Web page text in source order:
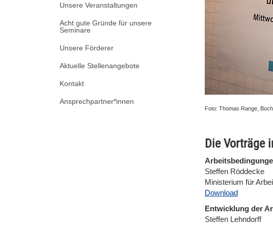
Unsere Veranstaltungen
Acht gute Gründe für unsere
Seminare
Unsere Förderer
Aktuelle Stellenangebote
Kontakt
Ansprechpartner*innen
Foto: Thomas Range,
Die Vorträge
Steffen Röddecke
Ministerium für
Download
Entwicklung der
Steffen Lehndorff